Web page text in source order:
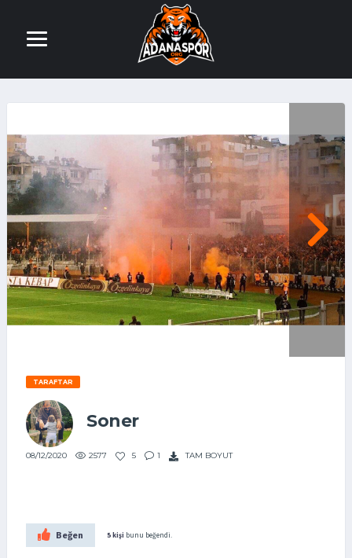
TARAFTAR
Soner
08/12/2020 2577 5 1 TAM BOYUT
Beğen 5 kişi bunu beğendi.